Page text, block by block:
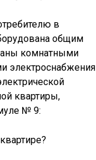
в
общим
комнатными
электроснабжения
квартиры,
№ 9: